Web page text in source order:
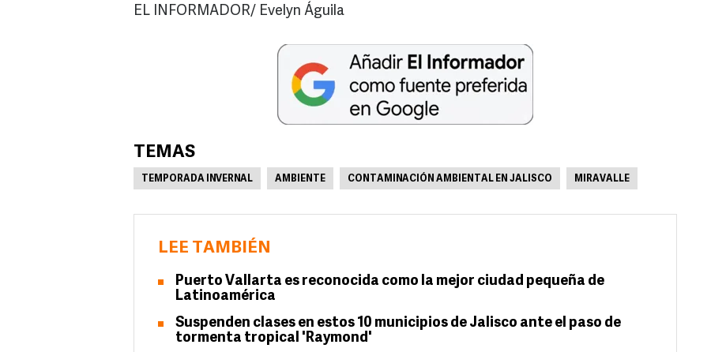
EL INFORMADOR/ Evelyn Águila
TEMAS
TEMPORADA INVERNAL AMBIENTE CONTAMINACIÓN AMBIENTAL EN JALISCO MIRAVALLE
LEE TAMBIÉN
Puerto Vallarta es reconocida como la mejor ciudad pequeña de
Latinoamérica
Suspenden clases en estos 10 municipios de Jalisco ante el paso de
tormenta tropical 'Raymond'